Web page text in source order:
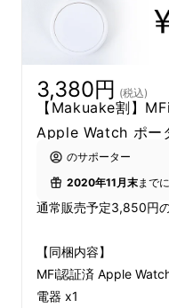
Apple社がサード
iPod/iPad/
保証することを示
マークの付いた製
性と性能が認定さ
同レベルの性能
る認証です。
3,380円 (税込)
【Makuake割】
Apple Watch ポー
のサポーター
2020年11月末まで
通常販売予定3,850円
【同梱内容】
MFi認証済 Apple
電器 x1